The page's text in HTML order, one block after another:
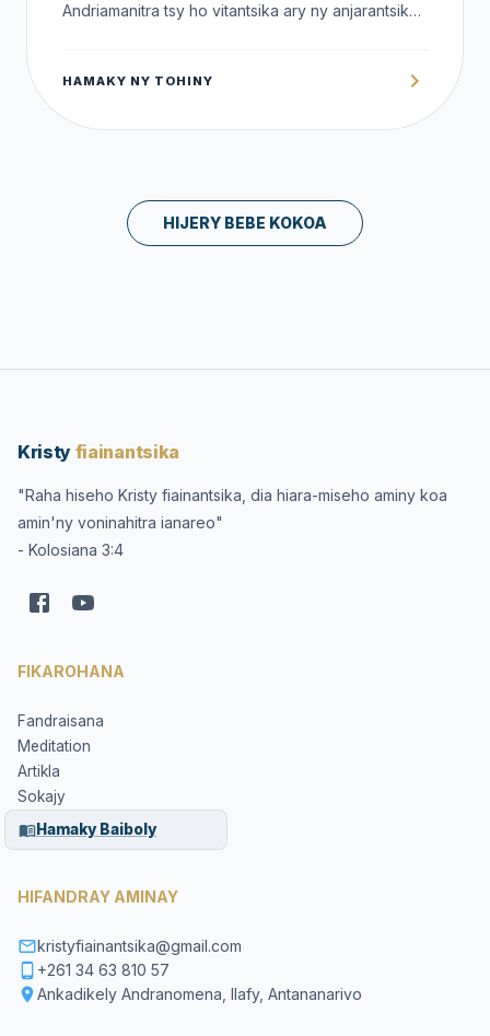
Andriamanitra tsy ho vitantsika ary ny anjarantsika
HAMAKY NY TOHINY
HIJERY BEBE KOKOA
Kristy fiainantsika
"Raha hiseho Kristy fiainantsika, dia hiara-miseho aminy koa
amin'ny voninahitra ianareo"
- Kolosiana 3:4
FIKAROHANA
Fandraisana
Meditation
Artikla
Sokajy
Hamaky Baiboly
HIFANDRAY AMINAY
kristyfiainantsika@gmail.com
+261 34 63 810 57
Ankadikely Andranomena, Ilafy, Antananarivo